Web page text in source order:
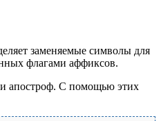
заменяемые символы для
флагами аффиксов.
апостроф. С помощью этих